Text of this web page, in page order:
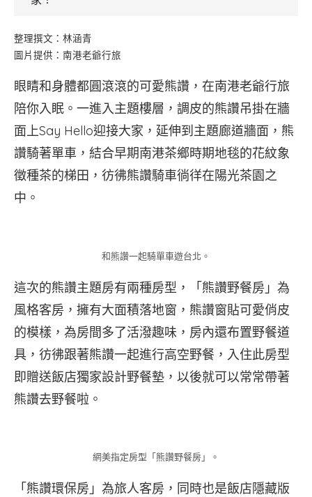
整理撰文：林涵青
圖片提供：南港老爺行旅
眼睛和身體都圓滾滾的可愛熊讚，在南港老爺行旅
陪你入眠。一進入主題樓層，調皮的熊讚吊掛在牆
面上Say Hello迎接大家，延伸到主題廊道牆面，熊
讚騎著單車，結合早期南港茶鄉時期地毯的花紋象
徵種茶的梯田，彷彿熊讚騎車徜徉在陽光茶園之
中。
和熊讚一起騎單車遊台北。
這次的熊讚主題房有兩種房型，「熊讚野餐房」為
風格客房，擁有大面積落地窗，熊讚窗貼可愛俏皮
的模樣，為房間多了活潑趣味，房內還布置野餐道
具，彷彿跟著熊讚一起進行高空野餐，入住此房型
即贈送飯店獨家設計野餐墊，以後就可以常常帶著
熊讚去野餐啦。
網美指定房型「熊讚野餐房」。
「熊讚環保房」為旅人客房，同時也是飯店隱藏版